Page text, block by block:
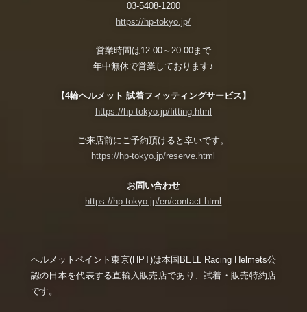
03-5408-1200
https://hp-tokyo.jp/
営業時間は12:00～20:00まで
年中無休で営業しております♪
【4輪ヘルメット 試着フィッティングサービス】
https://hp-tokyo.jp/fitting.html
ご来店前にご予約頂けると幸いです。
https://hp-tokyo.jp/reserve.html
お問い合わせ
https://hp-tokyo.jp/en/contact.html
ヘルメットペイント東京(HPT)は本国BELL Racing Helmets公
認の日本を代表する直輸入販売店であり、試着・販売特約店
です。